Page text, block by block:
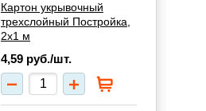
Картон укрывочный
трехслойный Постройка,
2х1 м
4,59 руб./шт.